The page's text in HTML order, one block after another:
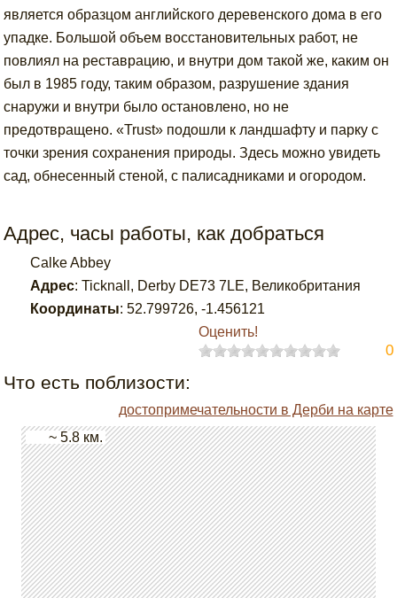
является образцом английского деревенского дома в его
упадке. Большой объем восстановительных работ, не
повлиял на реставрацию, и внутри дом такой же, каким он
был в 1985 году, таким образом, разрушение здания
снаружи и внутри было остановлено, но не
предотвращено. «Trust» подошли к ландшафту и парку с
точки зрения сохранения природы. Здесь можно увидеть
сад, обнесенный стеной, с палисадниками и огородом.
Адрес, часы работы, как добраться
Calke Abbey
Адрес:Ticknall, Derby DE73 7LE, Великобритания
Координаты: 52.799726,-1.456121
Оценить!
0
Что есть поблизости:
достопримечательности в Дерби на карте
~ 5.8 км.